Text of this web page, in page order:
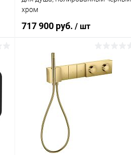
хром
717 900 руб. / шт
В корзину
Купить в 1 клик
В избранное